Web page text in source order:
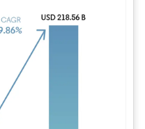
© Mordor Intelligence. La